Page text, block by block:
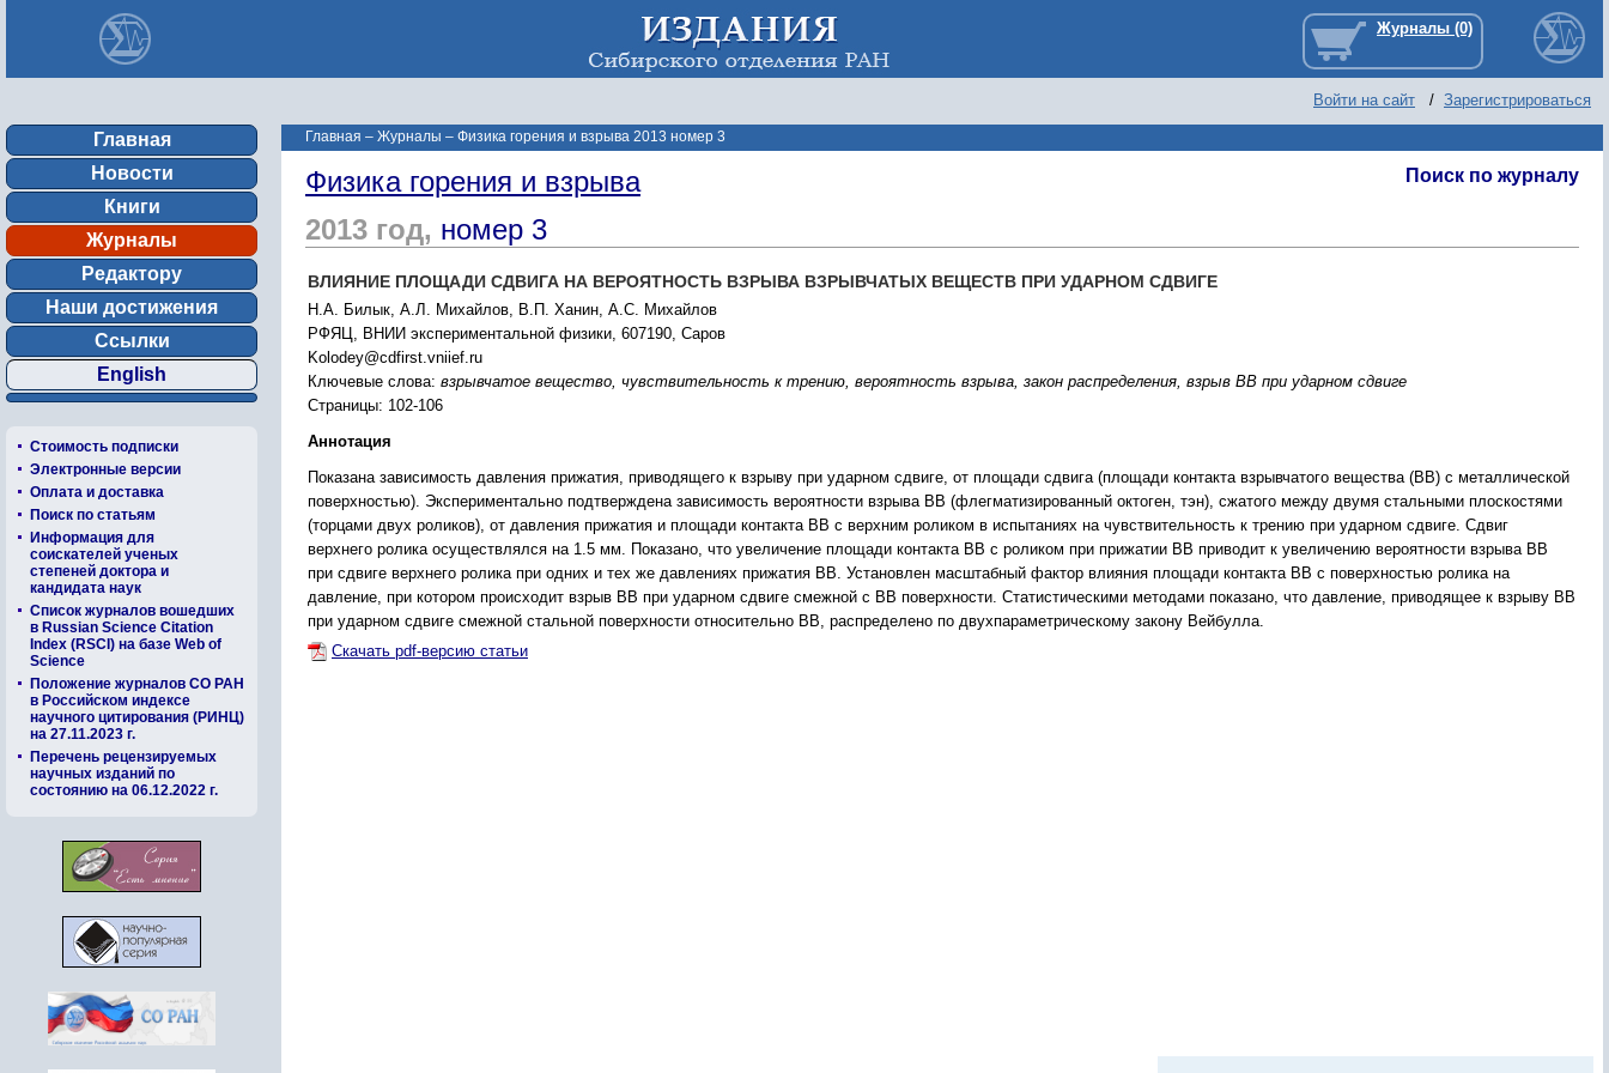
Войти на сайт / Зарегистрироваться
Главная
Новости
Книги
Журналы
Редактору
Наши достижения
Ссылки
English
Стоимость подписки
Электронные версии
Оплата и доставка
Поиск по статьям
Информация для
соискателей ученых
степеней доктора и
кандидата наук
Список журналов вошедших
в Russian Science Citation
Index (RSCI) на базе Web of
Science
Положение журналов СО РАН
в Российском индексе
научного цитирования (РИНЦ)
на 27.11.2023 г.
Перечень рецензируемых
научных изданий по
состоянию на 06.12.2022 г.
Главная – Журналы – Физика горения и взрыва 2013 номер 3
Поиск по журналу
Физика горения и взрыва
2013 год, номер 3
ВЛИЯНИЕ ПЛОЩАДИ СДВИГА НА ВЕРОЯТНОСТЬ ВЗРЫВА ВЗРЫВЧАТЫХ ВЕЩЕСТВ ПРИ УДАРНОМ СДВИГЕ
Н.А. Билык, А.Л. Михайлов, В.П. Ханин, А.С. Михайлов
РФЯЦ, ВНИИ экспериментальной физики, 607190, Саров
Kolodey@cdfirst.vniief.ru
Ключевые слова: взрывчатое вещество, чувствительность к трению, вероятность взрыва, закон распределения, взрыв ВВ при ударном сдвиге
Страницы: 102-106
Аннотация
Показана зависимость давления прижатия, приводящего к взрыву при ударном сдвиге, от площади сдвига (площади контакта взрывчатого вещества (ВВ) с металлической
поверхностью). Экспериментально подтверждена зависимость вероятности взрыва ВВ (флегматизированный октоген, тэн), сжатого между двумя стальными плоскостями
(торцами двух роликов), от давления прижатия и площади контакта ВВ с верхним роликом в испытаниях на чувствительность к трению при ударном сдвиге. Сдвиг
верхнего ролика осуществлялся на 1.5 мм. Показано, что увеличение площади контакта ВВ с роликом при прижатии ВВ приводит к увеличению вероятности взрыва ВВ
при сдвиге верхнего ролика при одних и тех же давлениях прижатия ВВ. Установлен масштабный фактор влияния площади контакта ВВ с поверхностью ролика на
давление, при котором происходит взрыв ВВ при ударном сдвиге смежной с ВВ поверхности. Статистическими методами показано, что давление, приводящее к взрыву ВВ
при ударном сдвиге смежной стальной поверхности относительно ВВ, распределено по двухпараметрическому закону Вейбулла.
Скачать pdf-версию статьи